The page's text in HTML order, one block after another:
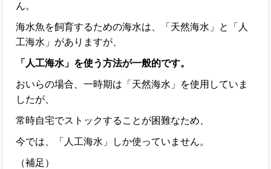
ん。
海水魚を飼育するための海水は、「天然海水」と「人
工海水」がありますが、
「人工海水」を使う方法が一般的です。
おいらの場合、一時期は「天然海水」を使用していま
したが、
常時自宅でストックすることが困難なため、
今では、「人工海水」しか使っていません。
（補足）